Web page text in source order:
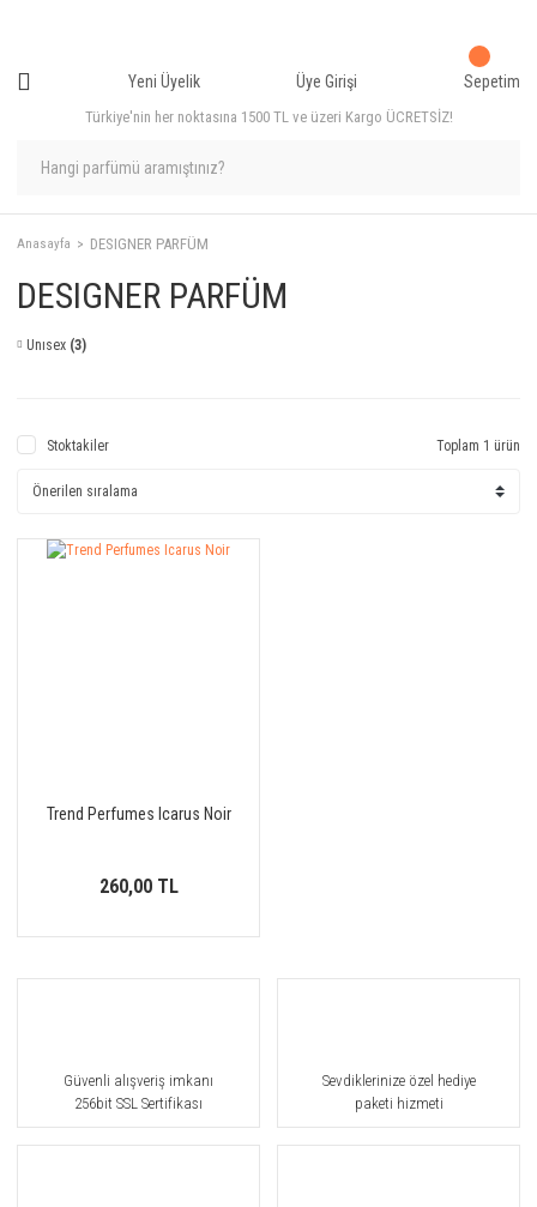
Türkiye'nin her noktasına 1500 TL ve üzeri Kargo ÜCRETSİZ!
Yeni Üyelik Üye Girişi Sepetim
Anasayfa DESIGNER PARFÜM
DESIGNER PARFÜM
Unısex (3)
Stoktakiler Toplam 1 ürün
Trend Perfumes Icarus Noir
260,00 TL
Güvenli alışveriş imkanı
256bit SSL Sertifikası
Sevdiklerinize özel hediye
paketi hizmeti